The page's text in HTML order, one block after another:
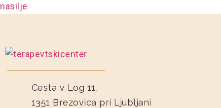
nasilje
Cesta v Log 11,
1351 Brezovica pri Ljubljani